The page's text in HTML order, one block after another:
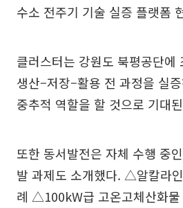
수소 전주기 기술 실증 플랫폼
클러스터는 강원도 북평공단에
생산–저장–활용 전 과정을 실
중추적 역할을 할 것으로 기대
또한 동서발전은 자체 수행 중
발 과제도 소개했다. △알칼라
례 △100kW급 고온고체산화물